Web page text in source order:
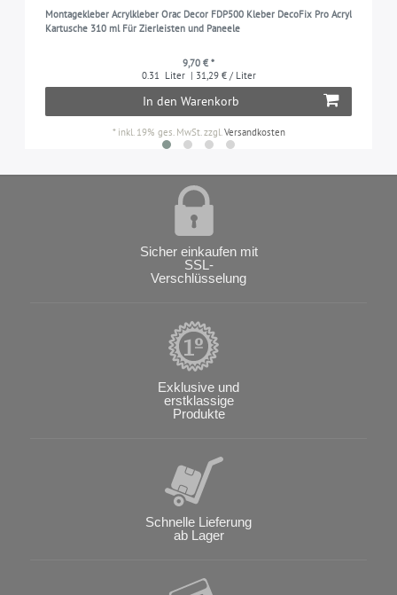
Montagekleber Acrylkleber Orac Decor FDP500 Kleber DecoFix Pro Acryl
Kartusche 310 ml Für Zierleisten und Paneele
9,70 € *
0.31
Liter | 31,29 € / Liter
In den Warenkorb
* inkl. 19% ges. MwSt. zzgl. Versandkosten
Sicher einkaufen mit
SSL-
Verschlüsselung
Exklusive und
erstklassige
Produkte
Schnelle Lieferung
ab Lager